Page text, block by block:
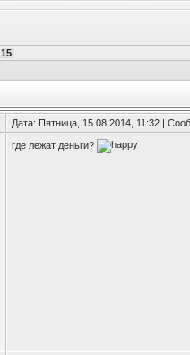
15
Дата: Пятница, 15.08.2014, 11:32 |
где лежат деньги?